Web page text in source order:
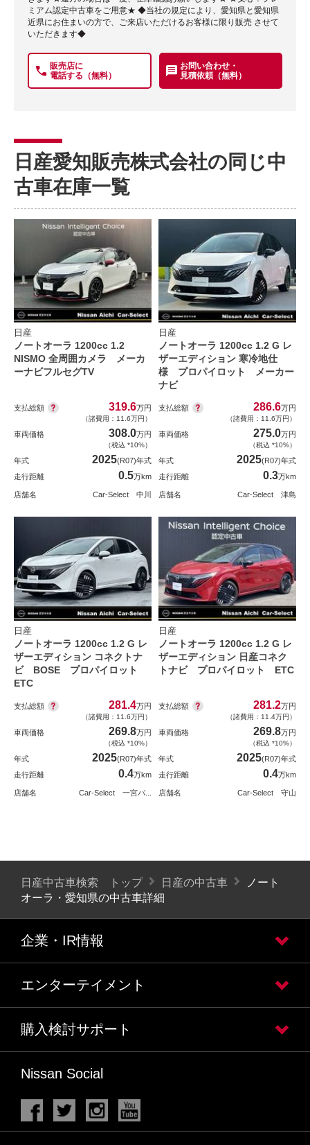
ミアム認定中古車をご用意★ ◆当社の規定により、愛知県と愛知県
近県にお住まいの方で、ご来店いただけるお客様に限り販売 させて
いただきます◆
販売店に
電話する（無料）
お問い合わせ・
見積依頼（無料）
日産愛知販売株式会社の同じ中
古車在庫一覧
日産
ノートオーラ 1200cc 1.2
NISMO 全周囲カメラ メーカ
ーナビフルセグTV
支払総額 319.6万円
（諸費用：11.6万円）
車両価格 308.0万円
（税込 *10%）
年式 2025(R07)年式
走行距離
0.5万km
店舗名 Car-Select 中川
日産
ノートオーラ 1200cc 1.2 G レ
ザーエディション 寒冷地仕
様 プロパイロット メーカー
ナビ
支払総額 286.6万円
（諸費用：11.6万円）
車両価格 275.0万円
（税込 *10%）
年式 2025(R07)年式
走行距離
0.3万km
店舗名 Car-Select 津島
日産
ノートオーラ 1200cc 1.2 G レ
ザーエディション コネクトナ
ビ BOSE プロパイロット
ETC
支払総額 281.4万円
（諸費用：11.6万円）
車両価格 269.8万円
（税込 *10%）
年式 2025(R07)年式
走行距離
0.4万km
店舗名 Car-Select 一宮バ...
日産
ノートオーラ 1200cc 1.2 G レ
ザーエディション 日産コネク
トナビ プロパイロット ETC
支払総額 281.2万円
（諸費用：11.4万円）
車両価格 269.8万円
（税込 *10%）
年式 2025(R07)年式
走行距離
0.4万km
店舗名 Car-Select 守山
日産中古車検索 トップ 日産の中古車
ノート
オーラ・愛知県の中古車詳細
企業・IR情報
エンターテイメント
購入検討サポート
Nissan Social